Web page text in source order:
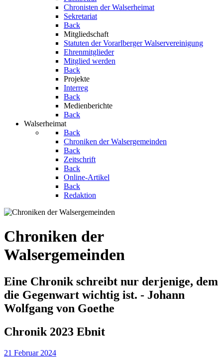
Chronisten der Walserheimat
Sekretariat
Back
Mitgliedschaft
Statuten der Vorarlberger Walservereinigung
Ehrenmitglieder
Mitglied werden
Back
Projekte
Interreg
Back
Medienberichte
Back
Walserheimat
Back
Chroniken der Walsergemeinden
Back
Zeitschrift
Back
Online-Artikel
Back
Redaktion
Chroniken der
Walsergemeinden
Eine Chronik schreibt nur derjenige, dem
die Gegenwart wichtig ist. - Johann
Wolfgang von Goethe
Chronik 2023 Ebnit
21 Februar 2024